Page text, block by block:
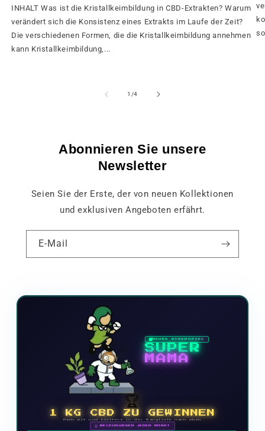
INHALT Was ist die Kristallkeimbildung in CBD-Extrakten? Warum
verändert sich die Konsistenz eines Extrakts im Laufe der Zeit?
Die verschiedenen Formen, die die Kristallkeimbildung annehmen
kann Kristallkeimbildung,...
1 /von
4
Abonnieren Sie unsere
Newsletter
Seien Sie der Erste, der von neuen Kollektionen
und exklusiven Angeboten erfährt.
E-Mail
NEUES VIDEOSPIEL
SUPER
MAMA
🏆
1 KG CBD ZU GEWINNEN
Mach mit und klettere in der Rangliste nach oben
🗓 BELOHNUNGEN JEDEN MONAT